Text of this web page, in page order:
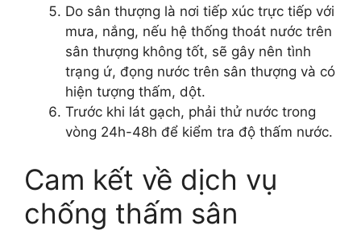
Do sân thượng là nơi tiếp xúc trực tiếp với
mưa, nắng, nếu hệ thống thoát nước trên
sân thượng không tốt, sẽ gây nên tình
trạng ứ, đọng nước trên sân thượng và có
hiện tượng thấm, dột.
Trước khi lát gạch, phải thử nước trong
vòng 24h-48h để kiểm tra độ thấm nước.
Cam kết về dịch vụ
chống thấm sân